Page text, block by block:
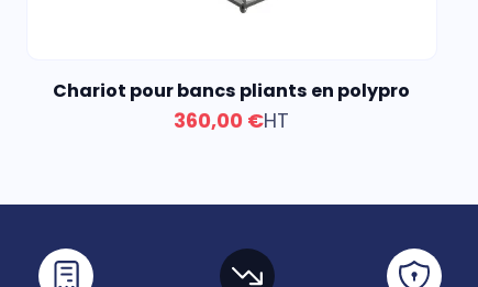
Chariot pour bancs pliants en polypro
360,00 €HT